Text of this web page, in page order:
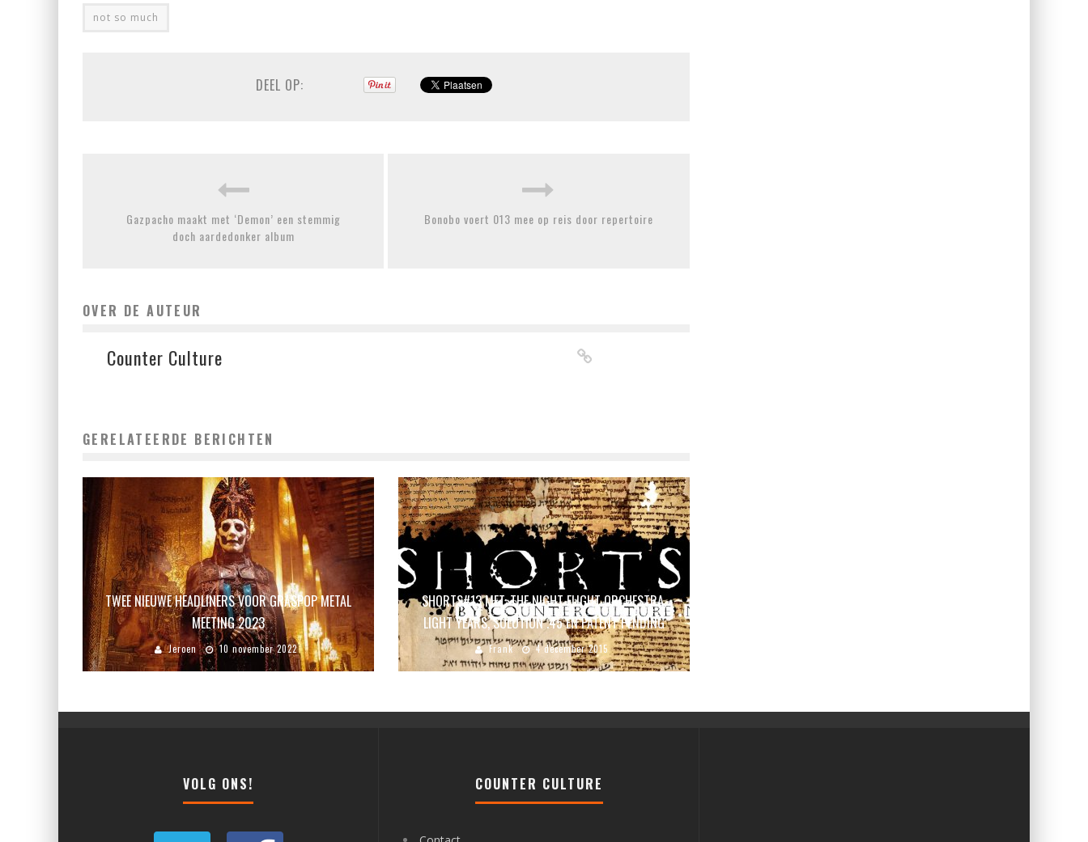
not so much
DEEL OP:
Gazpacho maakt met ‘Demon’ een stemmig
doch aardedonker album
Bonobo voert 013 mee op reis door repertoire
OVER DE AUTEUR
Counter Culture
GERELATEERDE BERICHTEN
TWEE NIEUWE HEADLINERS VOOR GRASPOP METAL
MEETING 2023
Jeroen 10 november 2022
SHORTS#13 MET: THE NIGHT FLIGHT ORCHESTRA,
LIGHT YEARS, SOLUTION .45 EN PATENT PENDING
Frank 4 december 2015
VOLG ONS! COUNTER CULTURE